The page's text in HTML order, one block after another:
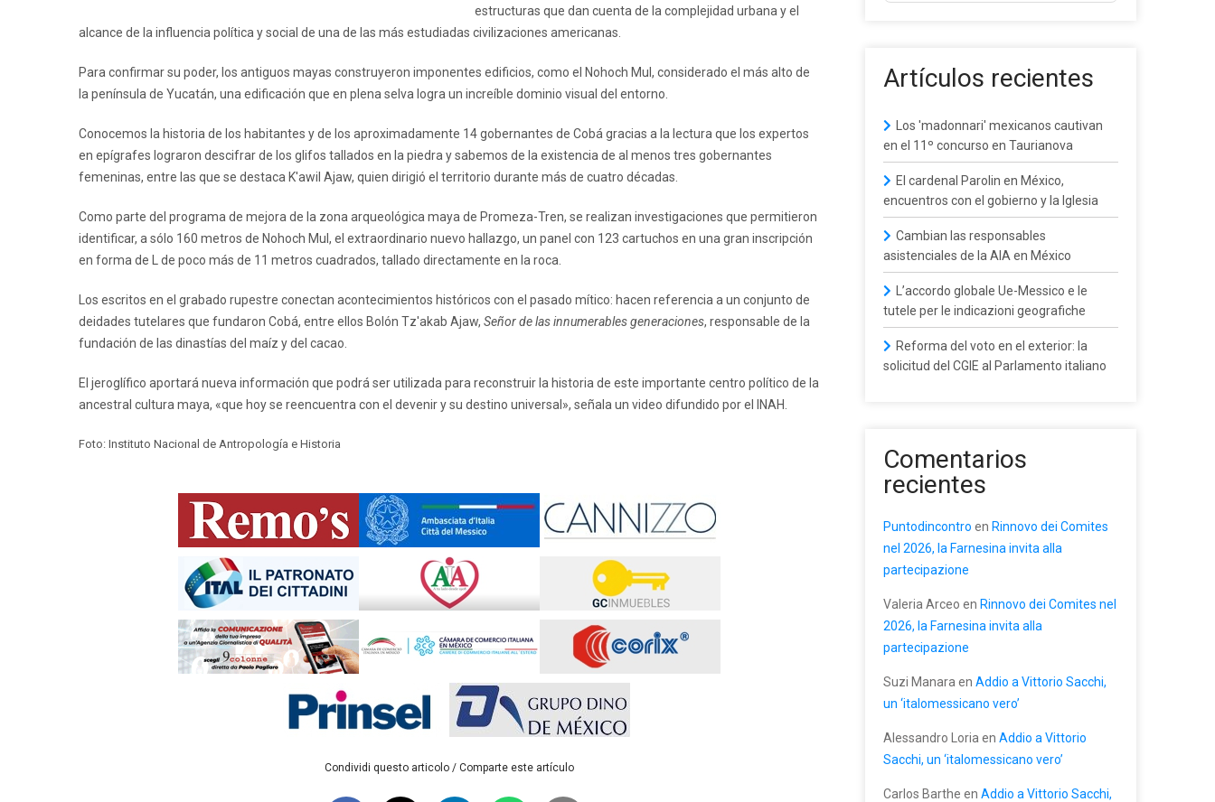
estructuras que dan cuenta de la complejidad urbana y el
alcance de la influencia política y social de una de las más estudiadas civilizaciones americanas.
Para confirmar su poder, los antiguos mayas construyeron imponentes edificios, como el Nohoch Mul, considerado el más alto de
la península de Yucatán, una edificación que en plena selva logra un increíble dominio visual del entorno.
Conocemos la historia de los habitantes y de los aproximadamente 14 gobernantes de Cobá gracias a la lectura que los expertos
en epígrafes lograron descifrar de los glifos tallados en la piedra y sabemos de la existencia de al menos tres gobernantes
femeninas, entre las que se destaca K'awil Ajaw, quien dirigió el territorio durante más de cuatro décadas.
Como parte del programa de mejora de la zona arqueológica maya de Promeza-Tren, se realizan investigaciones que permitieron
identificar, a sólo 160 metros de Nohoch Mul, el extraordinario nuevo hallazgo, un panel con 123 cartuchos en una gran inscripción
en forma de L de poco más de 11 metros cuadrados, tallado directamente en la roca.
Los escritos en el grabado rupestre conectan acontecimientos históricos con el pasado mítico: hacen referencia a un conjunto de
deidades tutelares que fundaron Cobá, entre ellos Bolón Tz'akab Ajaw, Señor de las innumerables generaciones, responsable de la
fundación de las dinastías del maíz y del cacao.
El jeroglífico aportará nueva información que podrá ser utilizada para reconstruir la historia de este importante centro político de la
ancestral cultura maya, «que hoy se reencuentra con el devenir y su destino universal», señala un video difundido por el INAH.
Foto: Instituto Nacional de Antropología e Historia
Condividi questo articolo / Comparte este artículo
Artículos recientes
Los 'madonnari' mexicanos cautivan
en el 11º concurso en Taurianova
El cardenal Parolin en México,
encuentros con el gobierno y la Iglesia
Cambian las responsables
asistenciales de la AIA en México
L’accordo globale Ue-Messico e le
tutele per le indicazioni geografiche
Reforma del voto en el exterior: la
solicitud del CGIE al Parlamento italiano
Comentarios
recientes
Puntodincontro en Rinnovo dei Comites
nel 2026, la Farnesina invita alla
partecipazione
Valeria Arceo en Rinnovo dei Comites nel
2026, la Farnesina invita alla
partecipazione
Suzi Manara en Addio a Vittorio Sacchi,
un ‘italomessicano vero’
Alessandro Loria en Addio a Vittorio
Sacchi, un ‘italomessicano vero’
Carlos Barthe en Addio a Vittorio Sacchi,